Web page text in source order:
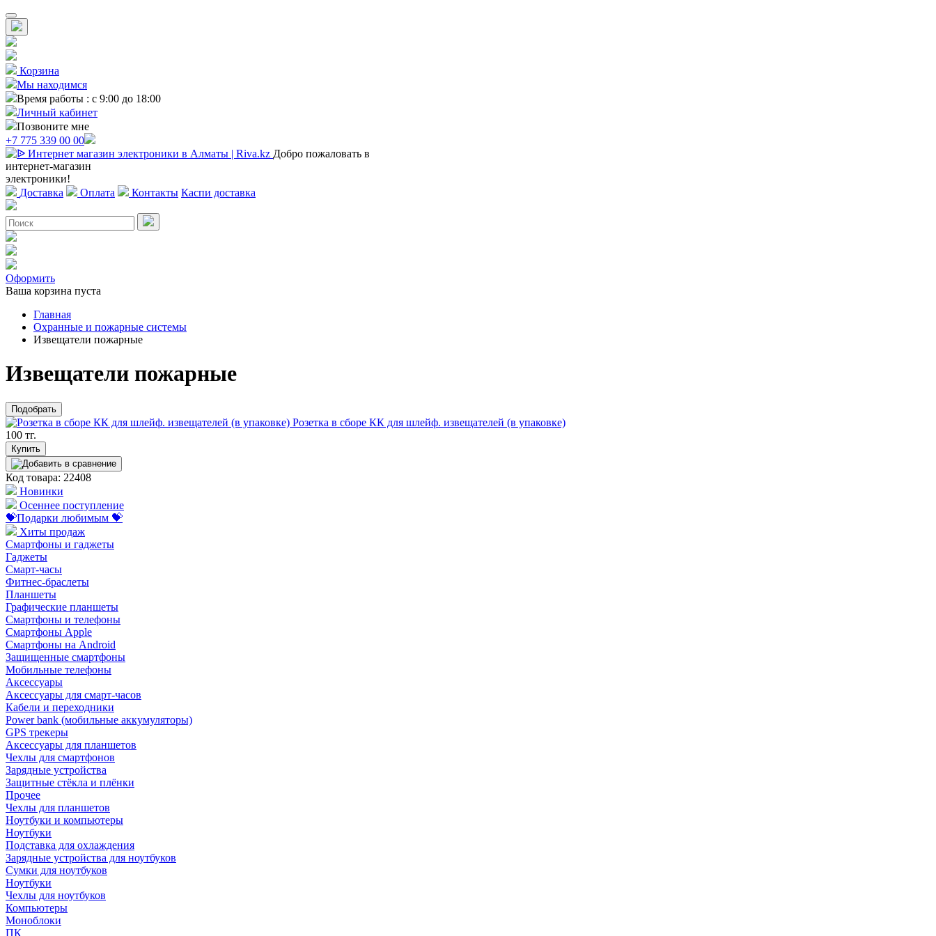
Корзина
Мы находимся
Время работы : с 9:00 до 18:00
Личный кабинет
Позвоните мне
+7 775 339 00 00
Добро пожаловать в
интернет-магазин
электроники!
Доставка
Оплата Контакты Каспи доставка
Оформить
Ваша корзина пуста
Главная
Охранные и пожарные системы
Извещатели пожарные
Извещатели пожарные
Подобрать
Розетка в сборе КК для шлейф. извещателей (в упаковке)
100 тг.
Купить
Код товара: 22408
Новинки
Осеннее поступление
💝Подарки любимым 💝
Хиты продаж
Смартфоны и гаджеты
Гаджеты
Смарт-часы
Фитнес-браслеты
Планшеты
Графические планшеты
Смартфоны и телефоны
Смартфоны Apple
Смартфоны на Android
Защищенные смартфоны
Мобильные телефоны
Аксессуары
Аксессуары для смарт-часов
Кабели и переходники
Power bank (мобильные аккумуляторы)
GPS трекеры
Аксессуары для планшетов
Чехлы для смартфонов
Зарядные устройства
Защитные стёкла и плёнки
Прочее
Чехлы для планшетов
Ноутбуки и компьютеры
Ноутбуки
Подставка для охлаждения
Зарядные устройства для ноутбуков
Сумки для ноутбуков
Ноутбуки
Чехлы для ноутбуков
Компьютеры
Моноблоки
ПК